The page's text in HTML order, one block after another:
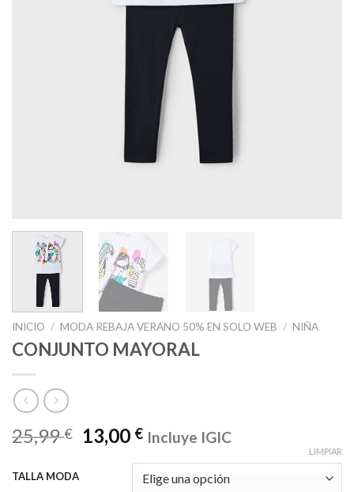
INICIO / MODA REBAJA VERANO 50% EN SOLO WEB / NIÑA
CONJUNTO MAYORAL
25,99€ 13,00 € Incluye IGIC
TALLA MODA
LIMPIAR